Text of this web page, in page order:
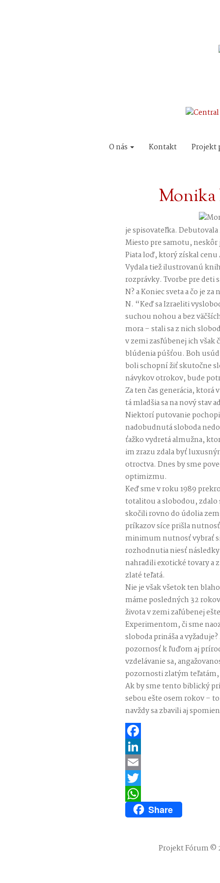
O nás Kontakt Projekt
Monika
je spisovateľka.
Miesto pre samotu,
Piata loď, ktorý získal cenu
Vydala tiež ilustrovanú
rozprávky. Tvorbe pre deti
N? a Koniec sveta a čo je
N. “Keď sa Izraeliti
suchou nohou a bez
mora – stali sa z nich
v zemi zasľúbenej ich však
blúdenia púšťou. Boh
boli schopní žiť skutočne
návykov otrokov, bude
Za ten čas generácia,
tá mladšia sa na nový stav
Niektorí putovanie
nadobudnutá sloboda
ťažko vydretá almužna,
im zrazu zdala byť
otroctva. Dnes by sme
optimizmu.
Keď sme v roku 1989
totalitou a slobodou, zdalo
skočili rovno do údolia
príkazov síce prišla
minimum nutnosť vybrať
rozhodnutia niesť
nahradili exotické tovary a
zlaté teľatá.
Nie je však všetok ten
máme posledných 32
života v zemi zaľúbenej
Experimentom, či sme
sloboda prináša a
pozornosť k ľuďom aj
vzdelávanie sa,
pozornosti zlatým
Ak by sme tento biblický
sebou ešte osem rokov –
navždy sa zbavili aj
Facebook
LinkedIn
Email
Twitter
WhatsAppShare
Projekt Fórum ©